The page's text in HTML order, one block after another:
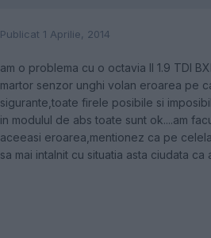
Publicat 1 Aprilie, 2014
am o problema cu o octavia II 1.9 TDI
martor senzor unghi volan eroarea pe
sigurante,toate firele posibile si
in modulul de abs toate sunt ok....am
aceeasi eroarea,mentionez ca pe
sa mai intalnit cu situatia asta ciudata